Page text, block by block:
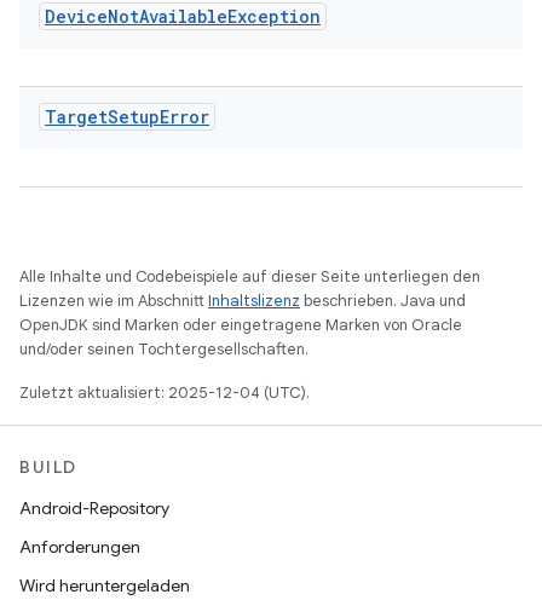
DeviceNotAvailableException
TargetSetupError
Alle Inhalte und Codebeispiele auf dieser Seite unterliegen den
Lizenzen wie im AbschnittInhaltslizenz beschrieben. Java und
OpenJDK sind Marken oder eingetragene Marken von Oracle
und/oder seinen Tochtergesellschaften.
Zuletzt aktualisiert: 2025-12-04 (UTC).
BUILD
Android-Repository
Anforderungen
Wird heruntergeladen